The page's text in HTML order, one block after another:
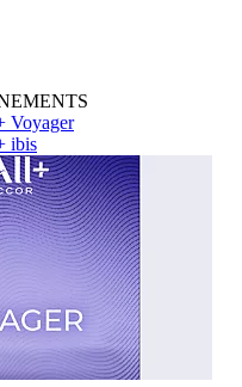
Voyager
ibis